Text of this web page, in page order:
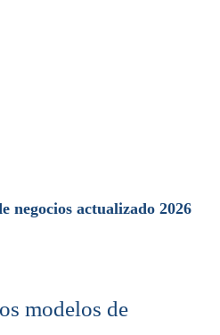
negocios actualizado 2026